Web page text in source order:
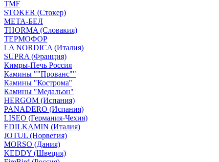
TMF
STOKER (Стокер)
МЕТА-БЕЛ
THORMA (Словакия)
ТЕРМОФОР
LA NORDICA (Италия)
SUPRA (Франция)
Кимры-Печь Россия
Камины ""Прованс""
Камины "Кострома"
Камины "Медальон"
HERGOM (Испания)
PANADERO (Испания)
LISEO (Германия-Чехия)
EDILKAMIN (Италия)
JOTUL (Норвегия)
MORSO (Дания)
KEDDY (Швеция)